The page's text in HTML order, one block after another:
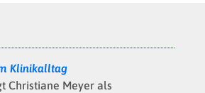
Klinikalltag
Christiane Meyer als